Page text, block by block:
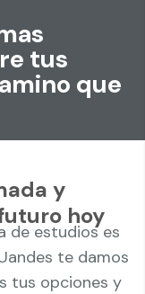
tus
que
y
hoy
de estudios es
te damos
tus opciones y